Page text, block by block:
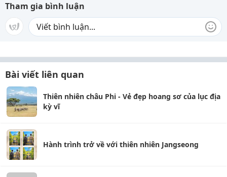
Tham gia bình luận
Bài viết liên quan
Thiên nhiên châu Phi - Vẻ đẹp hoang sơ của lục địa
kỳ vĩ
Hành trình trở về với thiên nhiên Jangseong